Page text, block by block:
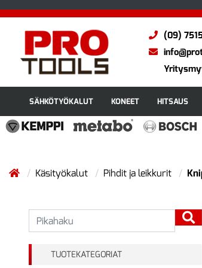
(09)
SÄHKÖTYÖKALUT KONEET HITSAUS
Käsityökalut Pihdit ja leikkurit
TUOTEKATEGORIAT